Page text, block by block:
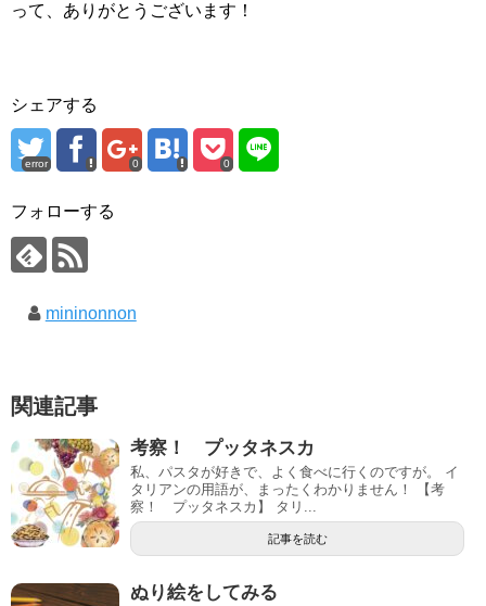
って、ありがとうございます！
シェアする
error 0 0
フォローする
mininonnon
関連記事
考察！ プッタネスカ
私、パスタが好きで、よく食べに行くのですが。 イ
タリアンの用語が、まったくわかりません！ 【考
察！ プッタネスカ】 タリ...
記事を読む
ぬり絵をしてみる